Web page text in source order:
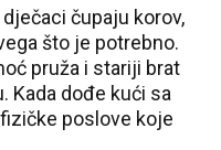
čupaju korov,
što je potrebno.
pruža i stariji brat
Kada dođe kući sa
poslove koje